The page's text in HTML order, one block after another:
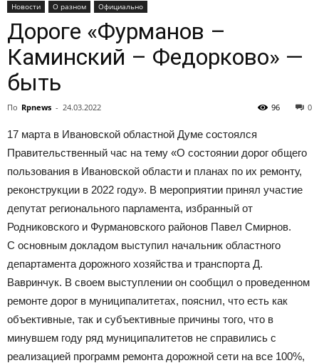
проспект
сайт
Новости О разном Официально
Дороге «Фурманов –
Каминский – Федорково» —
быть
По Rpnews - 24.03.2022 0
96
17 марта в Ивановской областной Думе состоялся
Правительственный час на тему «О состоянии дорог общего
пользования в Ивановской области и планах по их ремонту,
реконструкции в 2022 году». В мероприятии принял участие
депутат регионального парламента, избранный от
Родниковского и Фурмановского районов Павел Смирнов.
С основным докладом выступил начальник областного
департамента дорожного хозяйства и транспорта Д.
Вавринчук. В своем выступлении он сообщил о проведенном
ремонте дорог в муниципалитетах, пояснил, что есть как
объективные, так и субъективные причины того, что в
минувшем году ряд муниципалитетов не справились с
реализацией программ ремонта дорожной сети на все 100%,